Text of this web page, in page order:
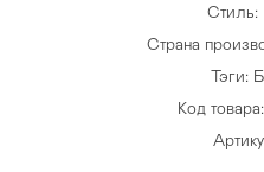
Стиль:
Страна
Тэги:
Код